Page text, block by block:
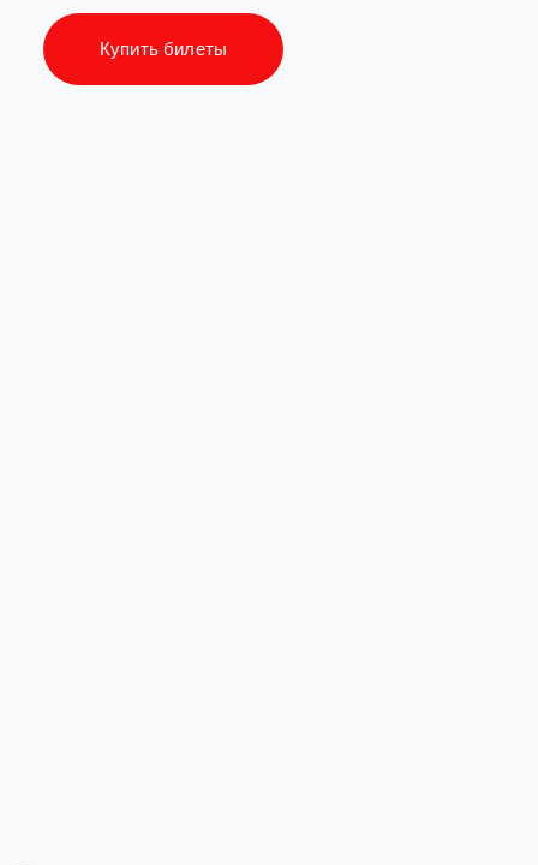
Купить билеты